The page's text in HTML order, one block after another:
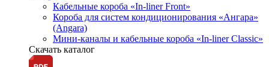
Кабельные короба «In-liner Front»
Короба для систем кондиционирования «Ангара»
(Angara)
Мини-каналы и кабельные короба «In-liner Classic»
Скачать каталог